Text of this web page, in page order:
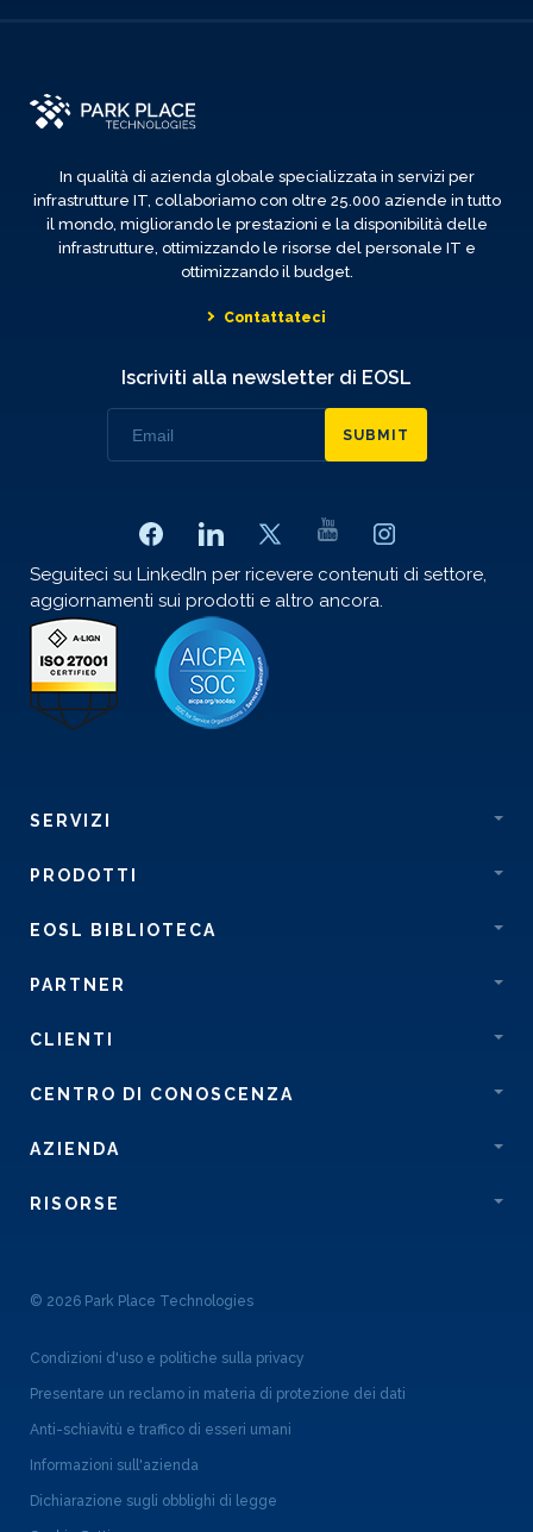
In qualità di azienda globale specializzata in servizi per
infrastrutture IT, collaboriamo con oltre 25.000 aziende in tutto
il mondo, migliorando le prestazioni e la disponibilità delle
infrastrutture, ottimizzando le risorse del personale IT e
ottimizzando il budget.
Contattateci
Iscriviti alla newsletter di EOSL
SUBMIT
Seguiteci su LinkedIn per ricevere contenuti di settore,
aggiornamenti sui prodotti e altro ancora.
SERVIZI
PRODOTTI
EOSL BIBLIOTECA
PARTNER
CLIENTI
CENTRO DI CONOSCENZA
AZIENDA
RISORSE
© 2026 Park Place Technologies
Condizioni d'uso e politiche sulla privacy
Presentare un reclamo in materia di protezione dei dati
Anti-schiavitù e traffico di esseri umani
Informazioni sull'azienda
Dichiarazione sugli obblighi di legge